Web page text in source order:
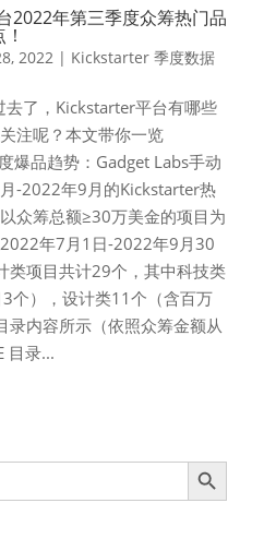
2022年第三季度众筹热门品
2022 | Kickstarter 季度数据
了，Kickstarter平台有哪些
注呢？本文带你一览
爆品趋势：Gadget Labs手动
-2022年9月的Kickstarter热
众筹总额≥30万美金的项目为
年7月1日-2022年9月30
类项目共计29个，其中科技类
个），设计类11个（含百万
录内容所示（依照众筹金额从
目录...
Search Button